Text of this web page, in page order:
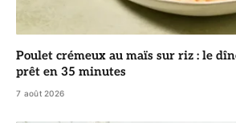
Poulet crémeux au maïs sur riz : le
prêt en 35 minutes
7 août 2026